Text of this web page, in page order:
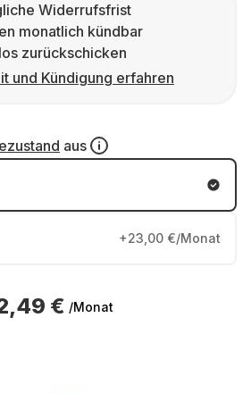
Widerrufsfrist
monatlich kündbar
zurückschicken
und Kündigung erfahren
aus
+23,00 €/Monat
€ /Monat